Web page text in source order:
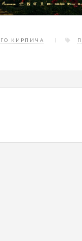
КИРПИЧА